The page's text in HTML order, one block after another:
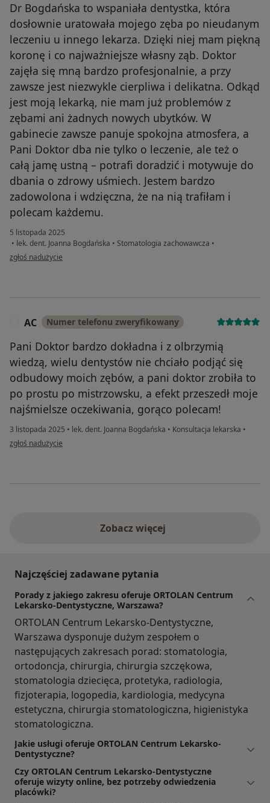
Dr Bogdańska to wspaniała dentystka, która
dosłownie uratowała mojego zęba po nieudanym
leczeniu u innego lekarza. Dzięki niej mam piękną
koronę i co najważniejsze własny ząb. Doktor
zajęła się mną bardzo profesjonalnie, a przy
zawsze jest niezwykle cierpliwa i delikatna. Odkąd
jest moją lekarką, nie mam już problemów z
zębami ani żadnych nowych ubytków. W
gabinecie zawsze panuje spokojna atmosfera, a
Pani Doktor dba nie tylko o leczenie, ale też o
całą jamę ustną – potrafi doradzić i motywuje do
dbania o zdrowy uśmiech. Jestem bardzo
zadowolona i wdzięczna, że na nią trafiłam i
polecam każdemu.
5 listopada 2025
• lek. dent. Joanna Bogdańska • Stomatologia zachowawcza •
w opinii użytkownika Katarzyna
zgłoś nadużycie
AC Numer telefonu zweryfikowany
Pani Doktor bardzo dokładna i z olbrzymią
wiedzą, wielu dentystów nie chciało podjąć się
odbudowy moich zębów, a pani doktor zrobiła to
po prostu po mistrzowsku, a efekt przeszedł moje
najśmielsze oczekiwania, gorąco polecam!
3 listopada 2025 • lek. dent. Joanna Bogdańska • Konsultacja lekarska •
w opinii użytkownika AC
zgłoś nadużycie
Zobacz więcej
Najczęściej zadawane pytania
Porady z jakiego zakresu oferuje ORTOLAN Centrum
Lekarsko-Dentystyczne, Warszawa?
ORTOLAN Centrum Lekarsko-Dentystyczne,
Warszawa dysponuje dużym zespołem o
następujących zakresach porad: stomatologia,
ortodoncja, chirurgia, chirurgia szczękowa,
stomatologia dziecięca, protetyka, radiologia,
fizjoterapia, logopedia, kardiologia, medycyna
estetyczna, chirurgia stomatologiczna, higienistyka
stomatologiczna.
Jakie usługi oferuje ORTOLAN Centrum Lekarsko-
Dentystyczne?
Czy ORTOLAN Centrum Lekarsko-Dentystyczne
oferuje wizyty online, bez potrzeby odwiedzenia
placówki?